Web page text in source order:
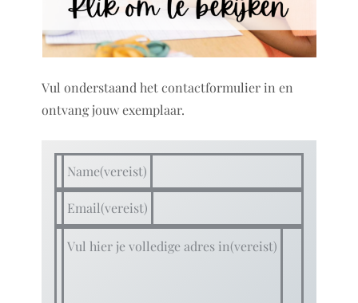
Vul onderstaand het contactformulier in en
ontvang jouw exemplaar.
Name(vereist)
Email(vereist)
Vul hier je volledige adres in(vereist)